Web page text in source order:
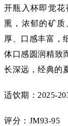
开瓶入杯即觉花
熏，浓郁的矿
厚、口感丰富，
体口感圆润精致
长深远，经典的
适饮期：2025-
评分：JM93-95